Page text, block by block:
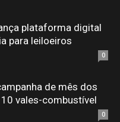
plataforma digital
para leiloeiros
0
de mês dos
vales-combustível
0